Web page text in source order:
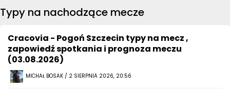
Typy na nachodzące mecze
Cracovia - Pogoń Szczecin typy na mecz ,
zapowiedź spotkania i prognoza meczu
(03.08.2026)
MICHAŁ BOSAK / 2 SIERPNIA 2026, 20:56